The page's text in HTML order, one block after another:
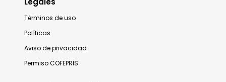
Términos de uso
Políticas
Aviso de privacidad
Permiso COFEPRIS